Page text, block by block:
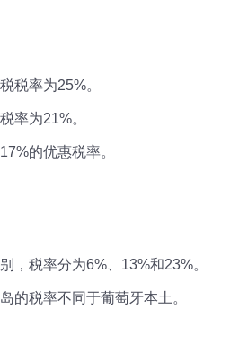
税率为25%。
率为21%。
的优惠税率。
，税率分为6%、13%和23%。
的税率不同于葡萄牙本土。